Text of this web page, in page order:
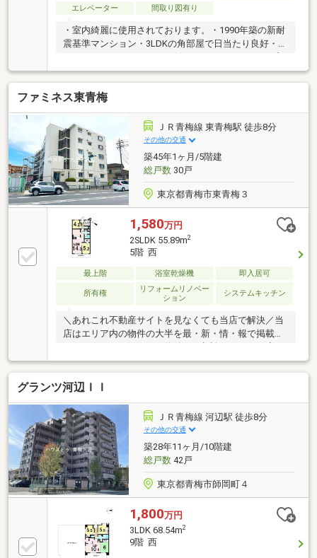
エレベーター
間取り図有り
・室内綺麗に使用されております。・1990年築の新耐
震基準マンション・3LDKの角部屋で日当たり良好・オ
関まで段差なしで、車椅子等の通行も問題ありませ
ん・ユニットバス交換履歴あり・塗り壁が特徴の落ち
着いた空間で、ご家族のリラックスしたお時間を過ご
せます・小作駅まで平坦徒歩8分で通勤通学に便利で
す・業務スーパー小作店まで徒歩2分で普段のお買い
物もスムーズに行えます・セブンイレブン羽村小作台
店まで徒歩5分で急なお買い物にも対応できます・け
やき児童公園まで徒歩4分で小さいお子様がいるご家
庭の遊び場として利用できます
ファミネス東青梅
ＪＲ青梅線 東青梅駅 徒歩8分
その他の交通
築45年1ヶ月/5階建
総戸数30戸
東京都青梅市東青梅３
1,580万円
2SLDK 55.89m2
5階 西
最上階 浴室乾燥機 即入居可
所有権
リフォームリノベー
ション
システムキッチン
＼あれこれ不動産サイトを見なくても当店で解決／当
店はエリア内の物件の大半を最・新・情・報で掲載！
ほかのページで気になる物件もご相談ください。◆オ
ザムバリュー野上店まで徒歩１３分・・・２２時まで
営業しているスーパーです。お帰りの遅い日も安心
♪◆ローソン東青梅4丁目店まで徒歩５分◆ドラッグス
トアマツモトキヨシ青梅野上店まで徒歩１３分◆イオ
ンスタイル河辺まで徒歩１４分
グランツ河辺ＩＩ
ＪＲ青梅線 河辺駅 徒歩8分
その他の交通
築28年11ヶ月/10階建
総戸数42戸
東京都青梅市師岡町４
1,800万円
3LDK 68.54m2
9階 西